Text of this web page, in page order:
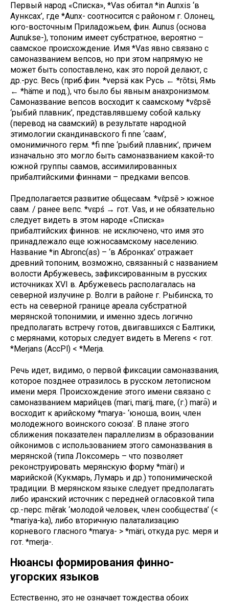
Первый народ «Списка», *Vas обитал *in Aunxis ‘в
Аунксах’, где *Aunx- соотносится с районом г. Олонец,
юго-восточным Приладожьем, фин. Aunus (основа
Aunukse-), топоним имеет субстратное, вероятно –
саамское происхождение. Имя *Vas явно связано с
самоназванием вепсов, но при этом напрямую не
может быть сопоставлено, как это порой делают, с
др.-рус. Весь (приб.фин. *vepsä как Русь ← *rōtsi, Ямь
← *häme и под.), что было бы явным анахронизмом.
Самоназвание вепсов восходит к саамскому *vɛ̄psē
‘рыбий плавник’, представлявшему собой кальку
(перевод на саамский) в результате народной
этимологии скандинавского fi nne ‘саам’,
омонимичного герм. *fi nne ‘рыбий плавник’, причем
изначально это могло быть самоназванием какой-то
южной группы саамов, ассимилированных
прибалтийскими финнами – предками вепсов.
Предполагается развитие общесаам. *vɛ̄psē > южное
саам. / ранее вепс. *vɛpś → гот. Vas, и не обязательно
следует видеть в этом народе «Списка»
прибалтийских финнов: не исключено, что имя это
принадлежало еще южносаамскому населению.
Название *in Abronc(as) – ‘в Абронках’ отражает
древний топоним, возможно, связанный с названием
волости Арбужевесь, зафиксированным в русских
источниках XVI в. Арбужевесь располагалась на
северной излучине р. Волги в районе г. Рыбинска, то
есть на северной границе ареала субстратной
мерянской топонимии, и именно здесь логично
предполагать встречу готов, двигавшихся с Балтики,
с мерянами, которых следует видеть в Merens < гот.
*Merjans (AccPl) < *Merja.
Речь идет, видимо, о первой фиксации самоназвания,
которое позднее отразилось в русском летописном
имени меря. Происхождение этого имени связано с
самоназванием марийцев (mari, marij, mare, (г.) marə̑) и
восходит к арийскому *marya- ‘юноша, воин, член
молодежного воинского союза’. В плане этого
сближения показателен параллелизм в образовании
ойконимов с использованием этого самоназвания в
мерянской (типа Локсомерь – что позволяет
реконструировать мерянскую форму *märi) и
марийской (Кукмарь, Лумарь и др.) топонимической
традиции. В мерянском языке следует предполагать
либо иранский источник с передней огласовкой типа
ср.-перс. mērak ‘молодой человек, член сообщества’ (<
*mariya-ka), либо вторичную палатализацию
корневого гласного *marya- > *märi, откуда рус. меря и
гот. *merja-.
Нюансы формирования финно-
угорских языков
Естественно, это не означает тождества обоих